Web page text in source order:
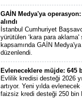
GAİN Medya'ya
alındı
İstanbul Cumhuriyet
yürütülen ‘kara para aklama'
kapsamında GAİN
düzenlendi.
Evleneceklere müjde: 645
Evlilik kredisi desteği 2026
artıyor. Yeni yılda
faizsiz kredi desteği 250 bin